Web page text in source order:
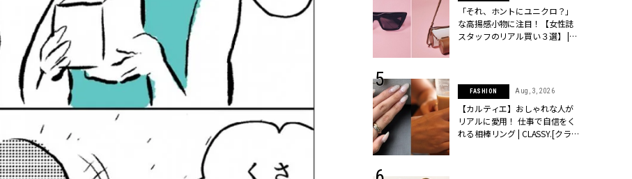
冷房・紫外線etc...「夏の隠れ乾
燥」を防ぐ【ベタつかない名品
クリーム】3選＜30代のベストコ
スメ＞ | CLASSY.[クラッシィ]
BEAUTY
【落ちない名品リップ10選】塗
り直しできない・皮むけしやす
いetc.悩みをクリア | CLASSY.[ク
ラッシィ]
20万円台〜【カルティエ人気リ
【トレンドの巻き方３選】結婚
式ゲスト服の鉄板“シンプル黒ワ
ンピ”は『スカーフ』で盛るのが
「それ、ホントにユニクロ？」
な高揚感小物に注目！【女性誌
スタッフのリアル買い３選】 |
FASHION Aug, 3, 2026
【カルティエ】おしゃれな人が
リアルに愛用！ 仕事で自信をく
れる相棒リング | CLASSY.[クラッ